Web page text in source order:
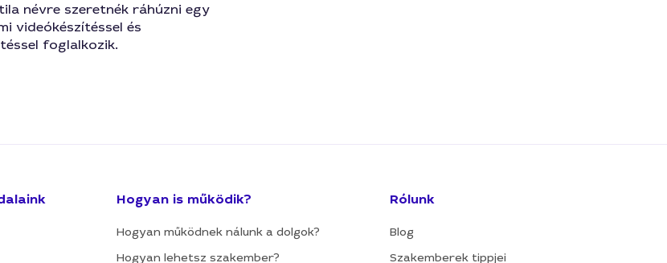
névre szeretnék ráhúzni egy
videókészítéssel és
foglalkozik.
Hogyan is működik?
Hogyan működnek nálunk a dolgok?
Hogyan lehetsz szakember?
Rólunk
Blog
Szakemberek tippjei